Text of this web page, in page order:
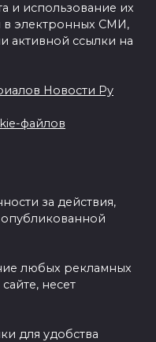
и использование их
в электронных СМИ,
активной ссылки на
Новости Ру
файлов
за действия,
любых рекламных
несет
для удобства